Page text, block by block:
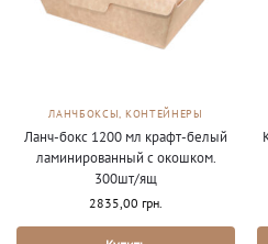
ЛАНЧБОКСЫ, КОНТЕЙНЕРЫ
Ланч-бокс 1200 мл крафт-белый
ламинированный с окошком.
300шт/ящ
2835,00 грн.